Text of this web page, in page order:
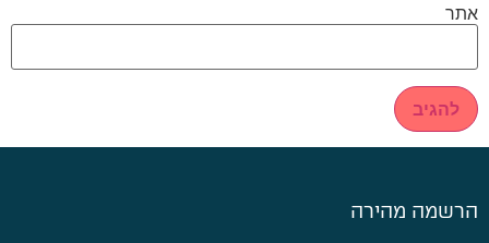
אתר
הרשמה מהירה